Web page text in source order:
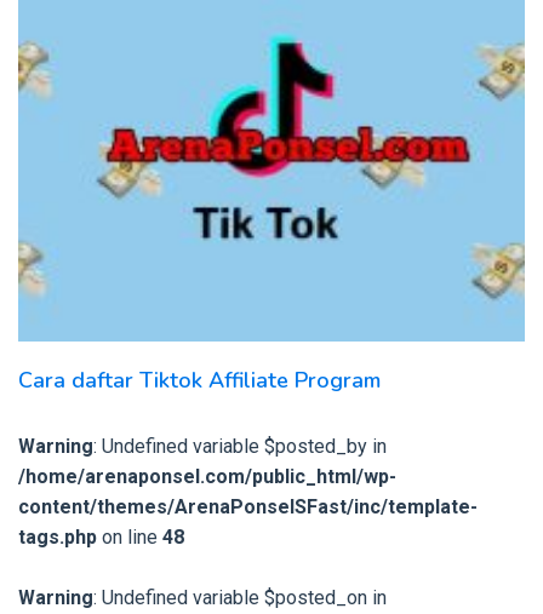
Cara daftar Tiktok Affiliate Program
Warning: Undefined variable $posted_by in
/home/arenaponsel.com/public_html/wp-
content/themes/ArenaPonselSFast/inc/template-
tags.php on line 48
Warning: Undefined variable $posted_on in